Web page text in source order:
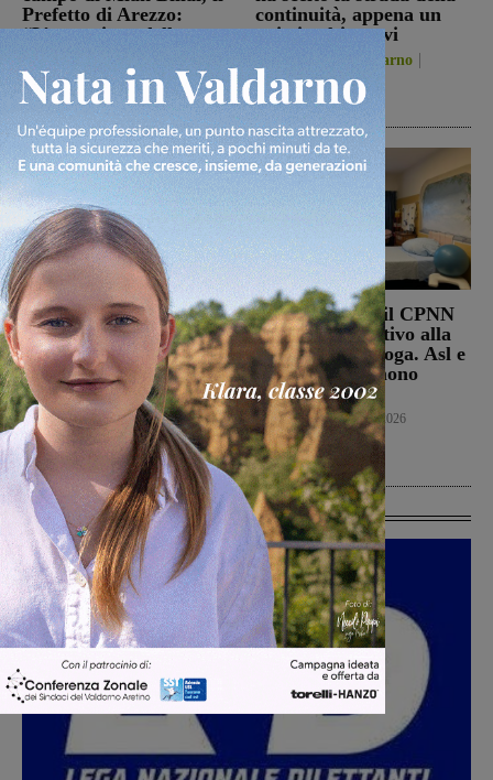
Prefetto di Arezzo:
“L’attenzione delle
istituzioni su questa
vicenda resta alta”
Cronaca 6 Agosto 2026
continuità, appena un
paio i volti nuovi
San Giovanni Valdarno
6 Agosto 2026
Punto Nascita, no alla
deroga ma il Ministero
apre al monitoraggio di
sei mesi. Vadi: “Una
risposta che valutiamo
positivamente anche se
con prudenza”
Cronaca 6 Agosto 2026
Punto nascita: il CPNN
dà parere negativo alla
richiesta di deroga. Asl e
Regione esprimono
disappunto
Cronaca 6 Agosto 2026
Ultime Calcio